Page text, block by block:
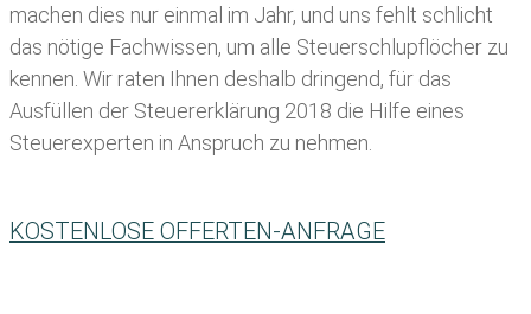
machen dies nur einmal im Jahr, und uns fehlt schlicht
das nötige Fachwissen, um alle Steuerschlupflöcher zu
kennen. Wir raten Ihnen deshalb dringend, für das
Ausfüllen der Steuererklärung 2018 die Hilfe eines
Steuerexperten in Anspruch zu nehmen.
KOSTENLOSE OFFERTEN-ANFRAGE